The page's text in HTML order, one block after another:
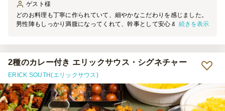
ゲスト 様
どのお料理も丁寧に作られていて、細やかなこだわりを感じました。
男性陣もしっかり満腹になってくれて、幹事として安心＆大満足で
があるとよかったと感じました。リピートしたいです！
続きを表示
2種のカレー付き エリックサウス・シグネチャー
ERICK SOUTH(エリックサウス)